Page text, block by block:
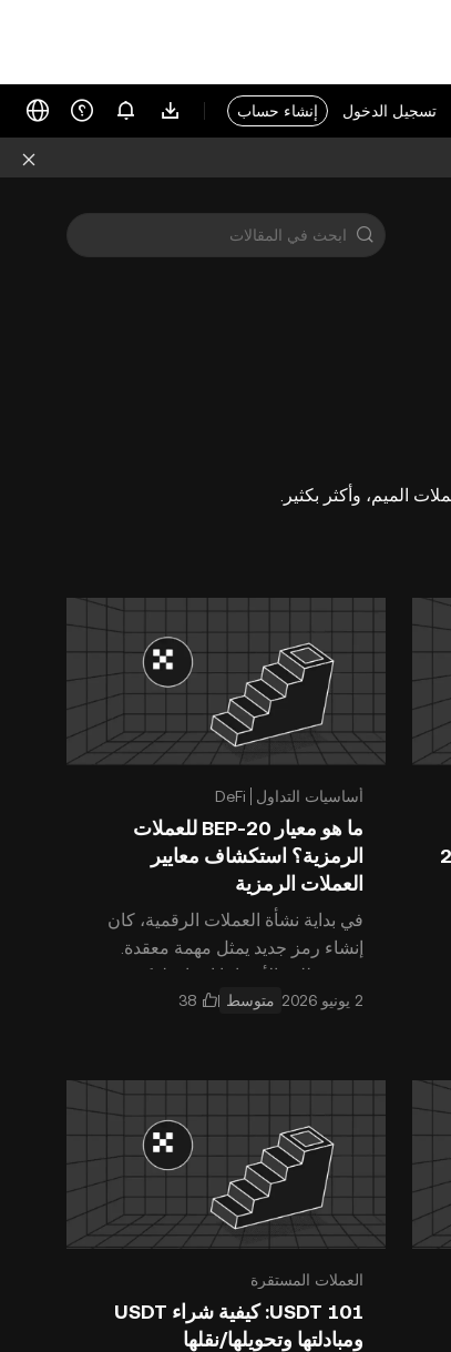
تسجيل الدخول إنشاء حساب
أساسيات التداول DeFi
ما هو معيار BEP-20 للعملات
الرمزية؟ استكشاف معايير
العملات الرمزية
في بداية نشأة العملات الرقمية، كان
إنشاء رمز جديد يمثل مهمة معقدة.
حيث تطلب الأمر إما إنشاء بلوكشين
جديدة تمامًا أو استخدام عملية انقسام
متوسط
العملات المستقرة
USDT 101: كيفية شراء USDT
ومبادلتها وتحويلها/نقلها